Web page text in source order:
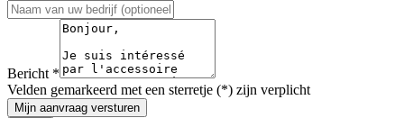
Bericht *
Velden gemarkeerd met een sterretje (*) zijn verplicht
Mijn aanvraag versturen